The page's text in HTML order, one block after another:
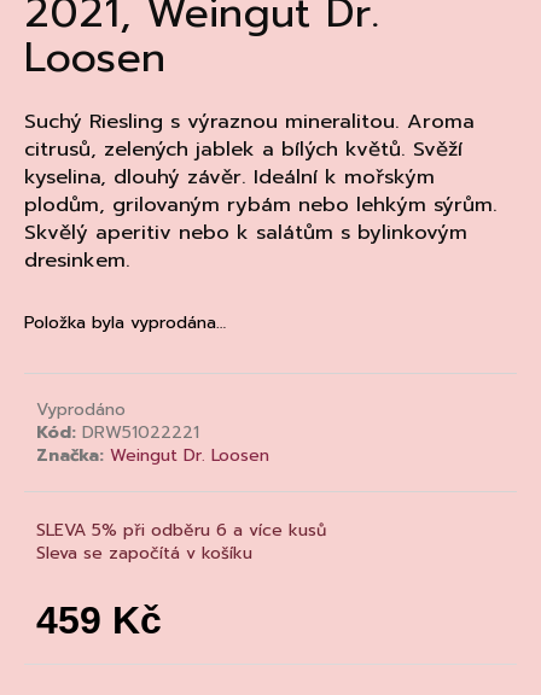
2021, Weingut Dr.
Loosen
Suchý Riesling s výraznou mineralitou. Aroma
citrusů, zelených jablek a bílých květů. Svěží
kyselina, dlouhý závěr. Ideální k mořským
plodům, grilovaným rybám nebo lehkým sýrům.
Skvělý aperitiv nebo k salátům s bylinkovým
dresinkem.
Položka byla vyprodána…
Vyprodáno
Kód: DRW51022221
Značka: Weingut Dr. Loosen
SLEVA 5% při odběru 6 a více kusů
Sleva se započítá v košíku
459 Kč
cena:
a
j
t
?
D
o
p
o
r
u
č
e